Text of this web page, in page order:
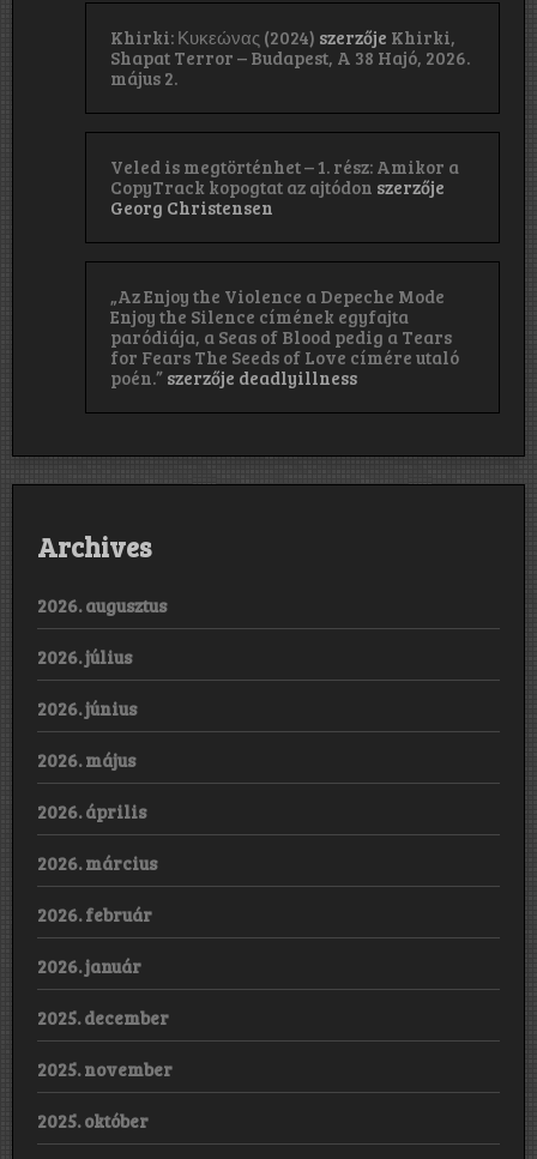
Khirki: Κ​υ​κ​ε​ώ​ν​α​ς (2024) szerzője Khirki,
Shapat Terror – Budapest, A 38 Hajó, 2026.
május 2.
Veled is megtörténhet – 1. rész: Amikor a
CopyTrack kopogtat az ajtódon szerzője
Georg Christensen
„Az Enjoy the Violence a Depeche Mode
Enjoy the Silence címének egyfajta
paródiája, a Seas of Blood pedig a Tears
for Fears The Seeds of Love címére utaló
poén.” szerzője deadlyillness
Archives
2026. augusztus
2026. július
2026. június
2026. május
2026. április
2026. március
2026. február
2026. január
2025. december
2025. november
2025. október